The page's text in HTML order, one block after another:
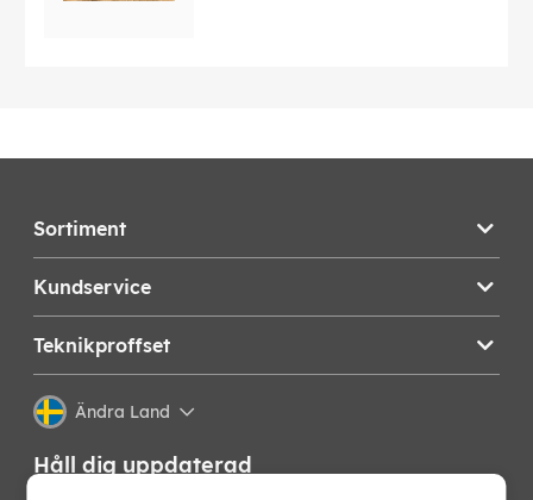
Sortiment
Kundservice
Teknikproffset
Ändra Land
Håll dig uppdaterad